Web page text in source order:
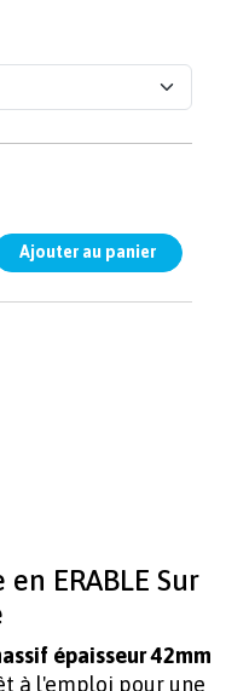
ERABLE Sur
épaisseur 42mm
à l'emploi pour une